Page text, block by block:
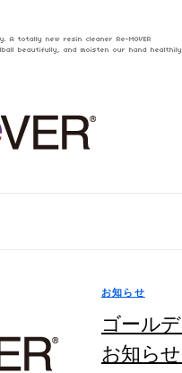
お知らせ
ゴール
お知らせ